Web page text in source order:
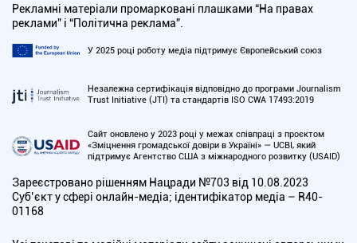
Рекламні матеріали промарковані плашками “На правах
реклами” і “Політична реклама”.
У 2025 році роботу медіа підтримує Європейський союз
Незалежна сертифікація відповідно до програми Journalism
Trust Initiative (JTI) та стандартів ISO CWA 17493:2019
Сайт оновлено у 2023 році у межах співпраці з проєктом
«Зміцнення громадської довіри в Україні» — UCBI, який
підтримує Агентство США з міжнародного розвитку (USAID)
Зареєстровано рішенням Нацради №703 від 10.08.2023
Cуб’єкт у сфері онлайн-медіа; ідентифікатор медіа – R40-
01168